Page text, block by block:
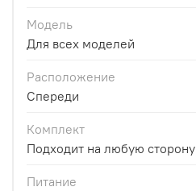
Модель
Для всех моделей
Расположение
Спереди
Комплект
Подходит на любую сторону
Питание